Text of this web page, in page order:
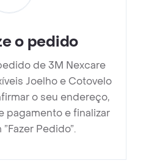
o pedido
de 3M Nexcare
Joelho e Cotovelo
o seu endereço,
pagamento e finalizar
Pedido”.